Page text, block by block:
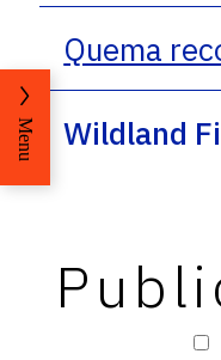
Quema
Wildland
Menu